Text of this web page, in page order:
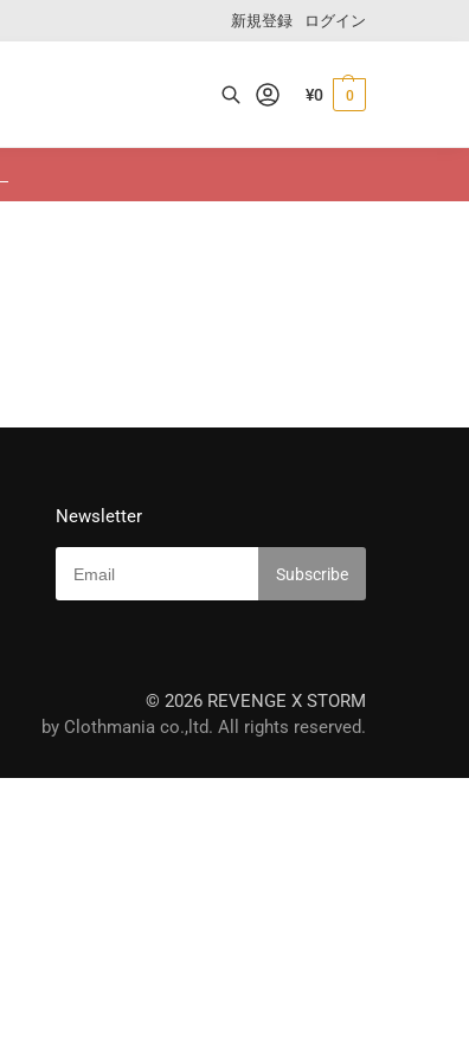
新規登録 ログイン
¥0 0
Newsletter
© 2026 REVENGE X STORM
by Clothmania co.,ltd. All rights reserved.